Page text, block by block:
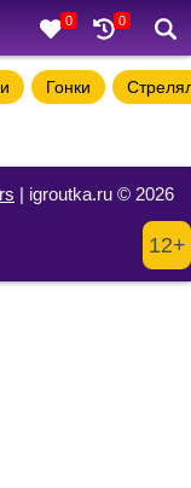
0 0
Гонки
| igroutka.ru © 2026
12+